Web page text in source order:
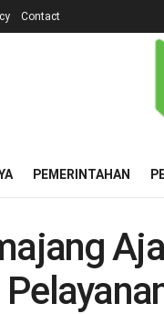
Contact
PEMERINTAHAN